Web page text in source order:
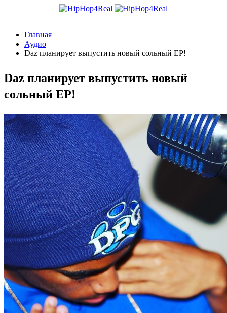
Главная
Аудио
Daz планирует выпустить новый сольный EP!
Daz планирует выпустить новый
сольный EP!